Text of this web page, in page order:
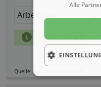
Arbeitszeit
mehr Details
Teilen
Quelle: germanpersonnel.de
Alle